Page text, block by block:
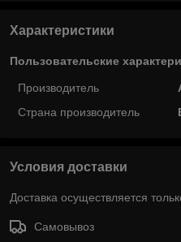
Характеристики
Пользовательские
Производитель
Страна производитель
Условия доставки
Доставка осуществляется
Самовывоз